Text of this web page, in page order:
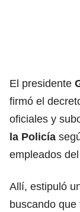
El presidente
firmó el
oficiales y
la Policía
empleados del
Allí, estipuló
buscando